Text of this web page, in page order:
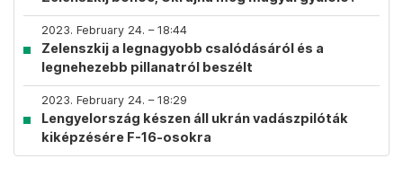
2023. February 24. – 18:44
Zelenszkij a legnagyobb csalódásáról és a
legnehezebb pillanatról beszélt
2023. February 24. – 18:29
Lengyelország készen áll ukrán vadászpilóták
kiképzésére F-16-osokra